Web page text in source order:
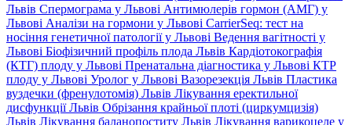
Львів Спермограма у Львові Антимюлерів гормон (АМГ) у
Львові Аналізи на гормони у Львові CarrierSeq: тест на
носіння генетичної патології у Львові Ведення вагітності у
Львові Біофізичний профіль плода Львів Кардіотокографія
(КТГ) плоду у Львові Пренатальна діагностика у Львові КТР
плоду у Львові Уролог у Львові Вазорезекція Львів Пластика
вуздечки (френулотомія) Львів Лікування еректильної
дисфункції Львів Обрізання крайньої плоті (циркумцизія)
Львів Лікування баланопоститу Львів Лікування варикоцеле у